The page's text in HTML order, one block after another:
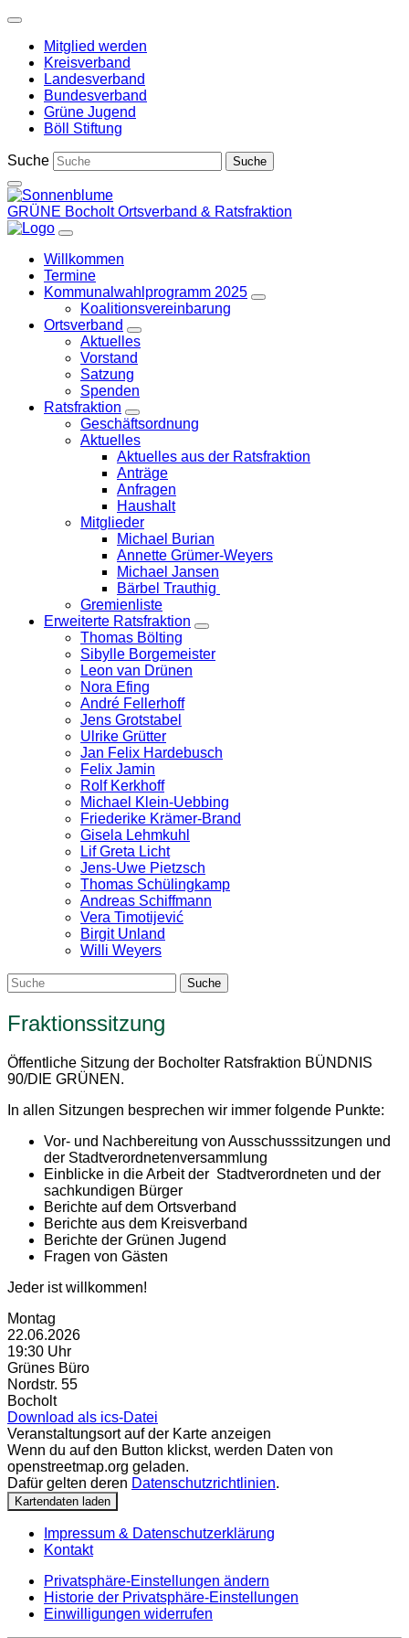
Weiter
Inhalt
Mitglied werden
Kreisverband
Landesverband
Bundesverband
Grüne Jugend
Böll Stiftung
Suche
GRÜNE BocholtOrtsverband & Ratsfraktion
Willkommen
Termine
Kommunalwahlprogramm 2025
Zeige
Koalitionsvereinbarung
Ortsverband
Zeige
Untermenü
Aktuelles
Vorstand
Satzung
Spenden
Ratsfraktion
Zeige
Untermenü
Geschäftsordnung
Aktuelles
Aktuelles aus der Ratsfraktion
Anträge
Anfragen
Haushalt
Mitglieder
Michael Burian
Annette Grümer-Weyers
Michael Jansen
Bärbel Trauthig
Gremienliste
Erweiterte Ratsfraktion
Zeige
Untermenü
Thomas Bölting
Sibylle Borgemeister
Leon van Drünen
Nora Efing
André Fellerhoff
Jens Grotstabel
Ulrike Grütter
Jan Felix Hardebusch
Felix Jamin
Rolf Kerkhoff
Michael Klein-Uebbing
Friederike Krämer-Brand
Gisela Lehmkuhl
Lif Greta Licht
Jens-Uwe Pietzsch
Thomas Schülingkamp
Andreas Schiffmann
Vera Timotijević
Birgit Unland
Willi Weyers
Fraktionssitzung
Öffentliche Sitzung der Bocholter Ratsfraktion BÜNDNIS
90/DIE GRÜNEN.
In allen Sitzungen besprechen wir immer folgende Punkte:
Vor- und Nachbereitung von Ausschusssitzungen und
der Stadtverordnetenversammlung
Einblicke in die Arbeit der Stadtverordneten und der
sachkundigen Bürger
Berichte auf dem Ortsverband
Berichte aus dem Kreisverband
Berichte der Grünen Jugend
Fragen von Gästen
Jeder ist willkommen!
Montag
22.06.2026
19:30 Uhr
Grünes Büro
Nordstr. 55
Bocholt
Download als ics-Datei
Veranstaltungsort auf der Karte anzeigen
Wenn du auf den Button klickst, werden Daten von
openstreetmap.org geladen.
Dafür gelten deren Datenschutzrichtlinien.
Kartendaten laden
Impressum & Datenschutzerklärung
Kontakt
Privatsphäre-Einstellungen ändern
Historie der Privatsphäre-Einstellungen
Einwilligungen widerrufen